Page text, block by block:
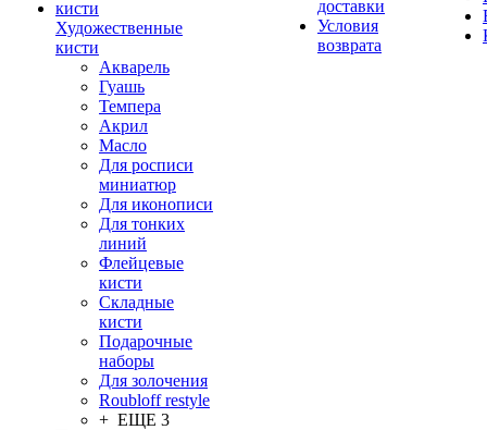
Художественные
кисти
Акварель
Гуашь
Темпера
Акрил
Масло
Для росписи
миниатюр
Для иконописи
Для тонких
линий
Флейцевые
кисти
Складные
кисти
Подарочные
наборы
Для золочения
Roubloff restyle
+ ЕЩЕ 3
доставки
Условия
возврата